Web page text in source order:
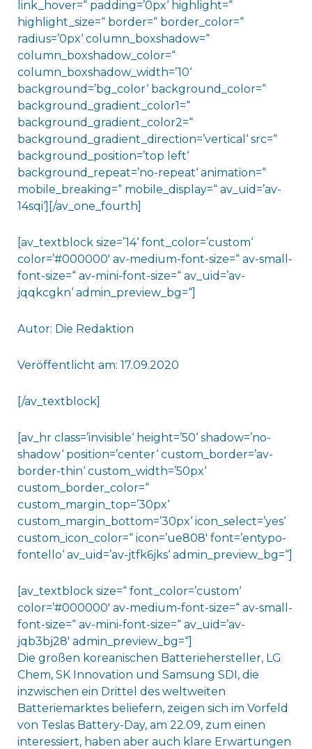
link_hover=“ padding=’0px‘ highlight=“
highlight_size=“ border=“ border_color=“
radius=’0px‘ column_boxshadow=“
column_boxshadow_color=“
column_boxshadow_width=’10‘
background=’bg_color‘ background_color=“
background_gradient_color1=“
background_gradient_color2=“
background_gradient_direction=’vertical‘ src=“
background_position=’top left‘
background_repeat=’no-repeat‘ animation=“
mobile_breaking=“ mobile_display=“ av_uid=’av-
14sqi‘][/av_one_fourth]
[av_textblock size=’14‘ font_color=’custom‘
color=’#000000′ av-medium-font-size=“ av-small-
font-size=“ av-mini-font-size=“ av_uid=’av-
jqqkcgkn‘ admin_preview_bg=“]
Autor: Die Redaktion
Veröffentlicht am: 17.09.2020
[/av_textblock]
[av_hr class=’invisible‘ height=’50‘ shadow=’no-
shadow‘ position=’center‘ custom_border=’av-
border-thin‘ custom_width=’50px‘
custom_border_color=“
custom_margin_top=’30px‘
custom_margin_bottom=’30px‘ icon_select=’yes‘
custom_icon_color=“ icon=’ue808′ font=’entypo-
fontello‘ av_uid=’av-jtfk6jks‘ admin_preview_bg=“]
[av_textblock size=“ font_color=’custom‘
color=’#000000′ av-medium-font-size=“ av-small-
font-size=“ av-mini-font-size=“ av_uid=’av-
jqb3bj28′ admin_preview_bg=“]
Die großen koreanischen Batteriehersteller, LG
Chem, SK Innovation und Samsung SDI, die
inzwischen ein Drittel des weltweiten
Batteriemarktes beliefern, zeigen sich im Vorfeld
von Teslas Battery-Day, am 22.09, zum einen
interessiert, haben aber auch klare Erwartungen